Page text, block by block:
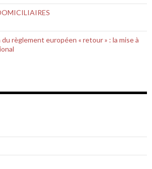
règlement européen « retour » : la mise à